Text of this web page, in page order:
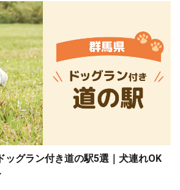
ッグラン付き道の駅5選｜犬連れOK